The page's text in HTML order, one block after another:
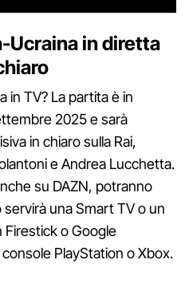
Ucraina in diretta
in TV? La partita è in
2025 e sarà
in chiaro sulla Rai,
e Andrea Lucchetta.
su DAZN, potranno
una Smart TV o un
o Google
PlayStation o Xbox.